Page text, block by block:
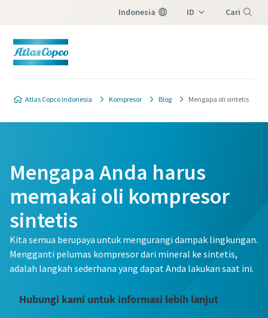
Indonesia ID Cari
Atlas Copco Indonesia Kompresor Blog Mengapa oli sintetis
Mengapa Anda harus
memakai oli kompresor
sintetis
Kita semua berupaya untuk mengurangi dampak lingkungan.
Mengganti pelumas kompresor dari mineral ke sintetis,
adalah langkah sederhana yang dapat Anda lakukan saat ini.
Hubungi kami untuk informasi lebih lanjut